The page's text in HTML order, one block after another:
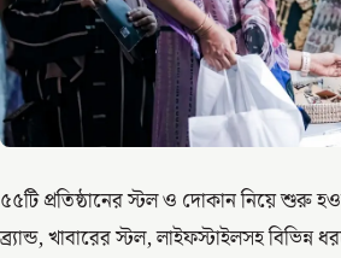
৫৫টি প্রতিষ্ঠানের স্টল ও দোকান নিয়ে শুরু
ব্র্যান্ড, খাবারের স্টল, লাইফস্টাইলসহ বিভিন্ন